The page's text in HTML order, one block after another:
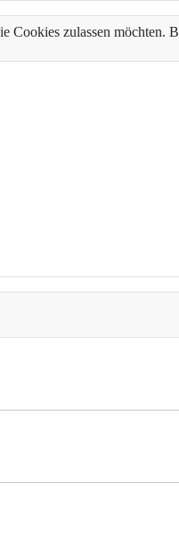
Cookies zulassen möchten.